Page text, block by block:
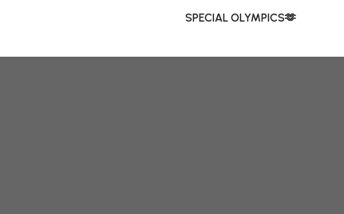
​​SPECIAL OLYMPICS🫶